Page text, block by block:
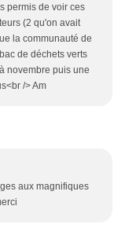
permis de voir ces
(2 qu'on avait
la communauté de
de déchets verts
novembre puis une
/> Am
aux magnifiques